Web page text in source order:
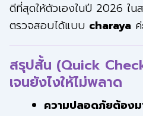
ดีที่สุดให้ตัวเองในปี 2026 ใน
ตรวจสอบได้แบบ charayaค่
สรุปสั้น (Quick
เจนยังไงให้ไม่พลาด
ความปลอดภัยต้อง